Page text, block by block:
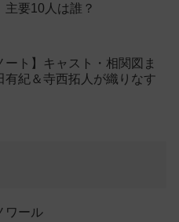
主要10人は誰？
ート】キャスト・相関図ま
有紀＆寺西拓人が織りなす
ワール